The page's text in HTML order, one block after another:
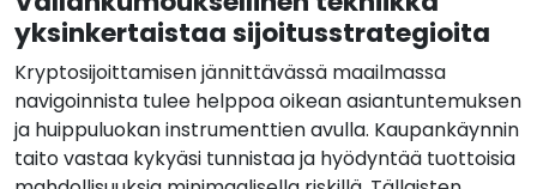
yksinkertaistaa sijoitusstrategioita
Kryptosijoittamisen jännittävässä maailmassa
navigoinnista tulee helppoa oikean asiantuntemuksen
ja huippuluokan instrumenttien avulla. Kaupankäynnin
taito vastaa kykyäsi tunnistaa ja hyödyntää tuottoisia